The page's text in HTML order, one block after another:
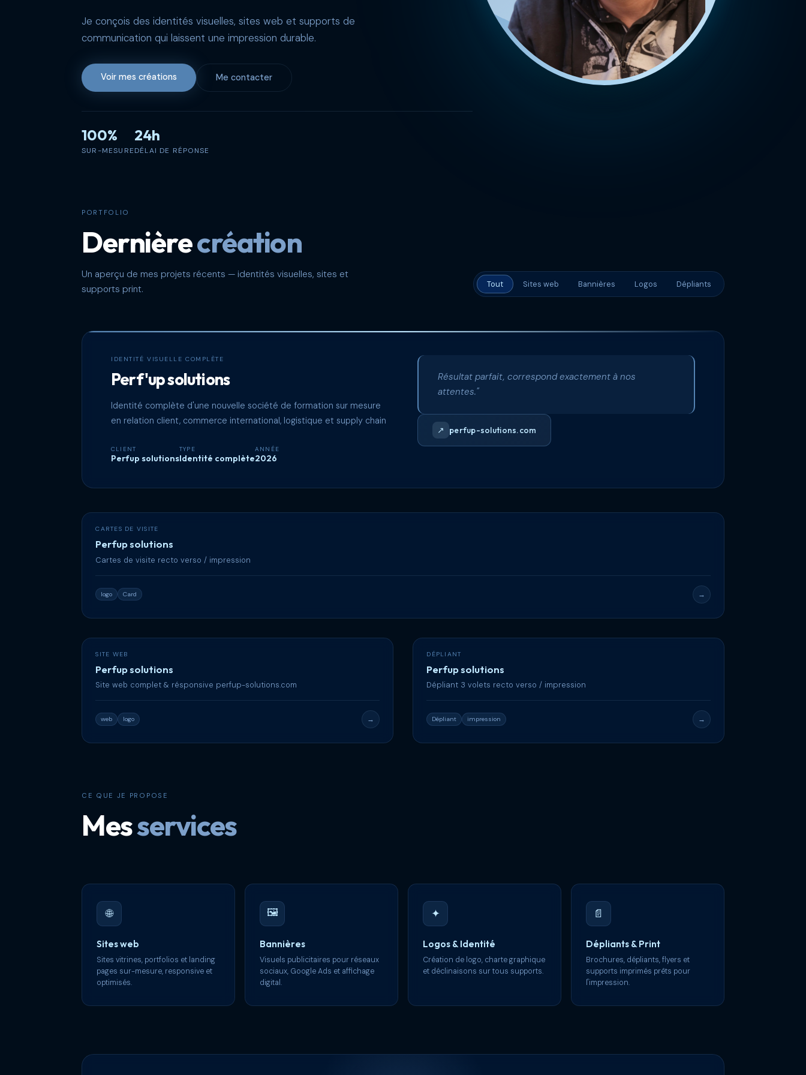
Je conçois des identités visuelles, sites web et supports de
communication qui laissent une impression durable.
Voir mes créations Me contacter
100%
SUR-MESURE
24h
DÉLAI DE RÉPONSE
PORTFOLIO
Dernièrecréation
Un aperçu de mes projets récents — identités visuelles, sites et
supports print.
Tout Sites web Bannières Logos Dépliants
IDENTITÉ VISUELLE COMPLÈTE
Perf'up solutions
Identité complète d'une nouvelle société de formation sur mesure
en relation client, commerce international, logistique et supply chain
CLIENT
Perfup solutions
TYPE
Identité complète
ANNÉE
2026
Résultat parfait, correspond exactement à nos
attentes."
↗ perfup-solutions.com
CARTES DE VISITE
Perfup solutions
Cartes de visite recto verso / impression
logo Card →
SITE WEB
Perfup solutions
Site web complet & résponsive perfup-solutions.com
web logo →
DÉPLIANT
Perfup solutions
Dépliant 3 volets recto verso / impression
Dépliant impression →
CE QUE JE PROPOSE
Messervices
🌐
Sites web
Sites vitrines, portfolios et landing
pages sur-mesure, responsive et
optimisés.
🖼
Bannières
Visuels publicitaires pour réseaux
sociaux, Google Ads et affichage
digital.
✦
Logos & Identité
Création de logo, charte graphique
et déclinaisons sur tous supports.
📄
Dépliants & Print
Brochures, dépliants, flyers et
supports imprimés prêts pour
l'impression.